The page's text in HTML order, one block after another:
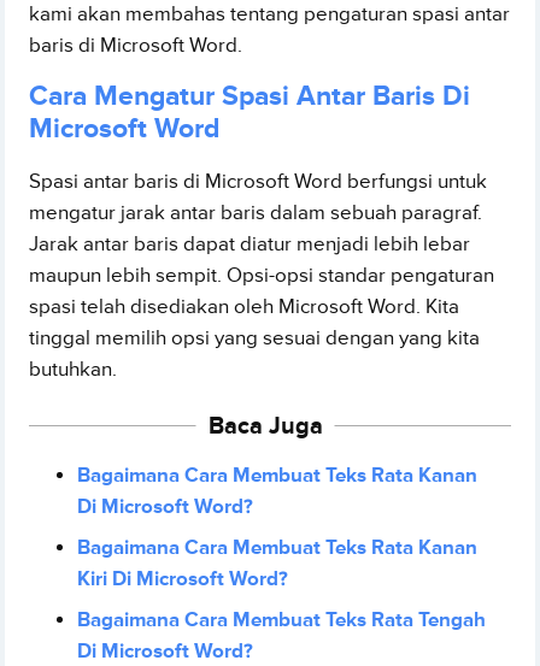
kami akan membahas tentang pengaturan spasi antar
baris di Microsoft Word.
Cara Mengatur Spasi Antar Baris Di
Microsoft Word
Spasi antar baris di Microsoft Word berfungsi untuk
mengatur jarak antar baris dalam sebuah paragraf.
Jarak antar baris dapat diatur menjadi lebih lebar
maupun lebih sempit. Opsi-opsi standar pengaturan
spasi telah disediakan oleh Microsoft Word. Kita
tinggal memilih opsi yang sesuai dengan yang kita
butuhkan.
Baca Juga
Bagaimana Cara Membuat Teks Rata Kanan
Di Microsoft Word?
Bagaimana Cara Membuat Teks Rata Kanan
Kiri Di Microsoft Word?
Bagaimana Cara Membuat Teks Rata Tengah
Di Microsoft Word?